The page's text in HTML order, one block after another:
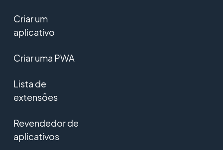
Criar um
aplicativo
Criar uma PWA
Lista de
extensões
Revendedor de
aplicativos